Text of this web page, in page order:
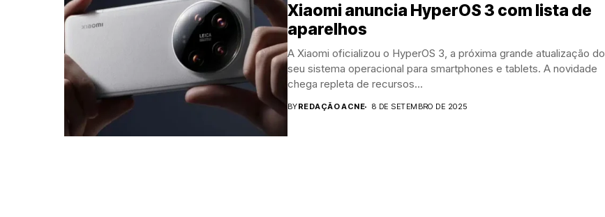
Xiaomi anuncia HyperOS 3 com lista de
aparelhos
A Xiaomi oficializou o HyperOS 3, a próxima grande atualização do
seu sistema operacional para smartphones e tablets. A novidade
chega repleta de recursos...
BYREDAÇÃO ACNE 8 DE SETEMBRO DE 2025